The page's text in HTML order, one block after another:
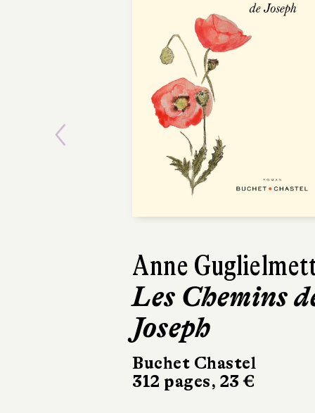
Anne
Les Chemins
Joseph
Buchet Chastel
312 pages, 23 €
Paul Thurin
Le Livre de
Joan
Le Livre de Poche
336 pages, 8,90 €
Previous